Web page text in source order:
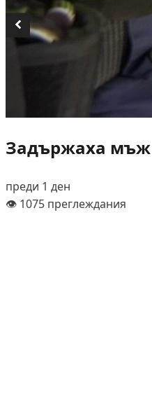
Задържаха мъж
преди 1 ден
👁️ 1075 преглеждания